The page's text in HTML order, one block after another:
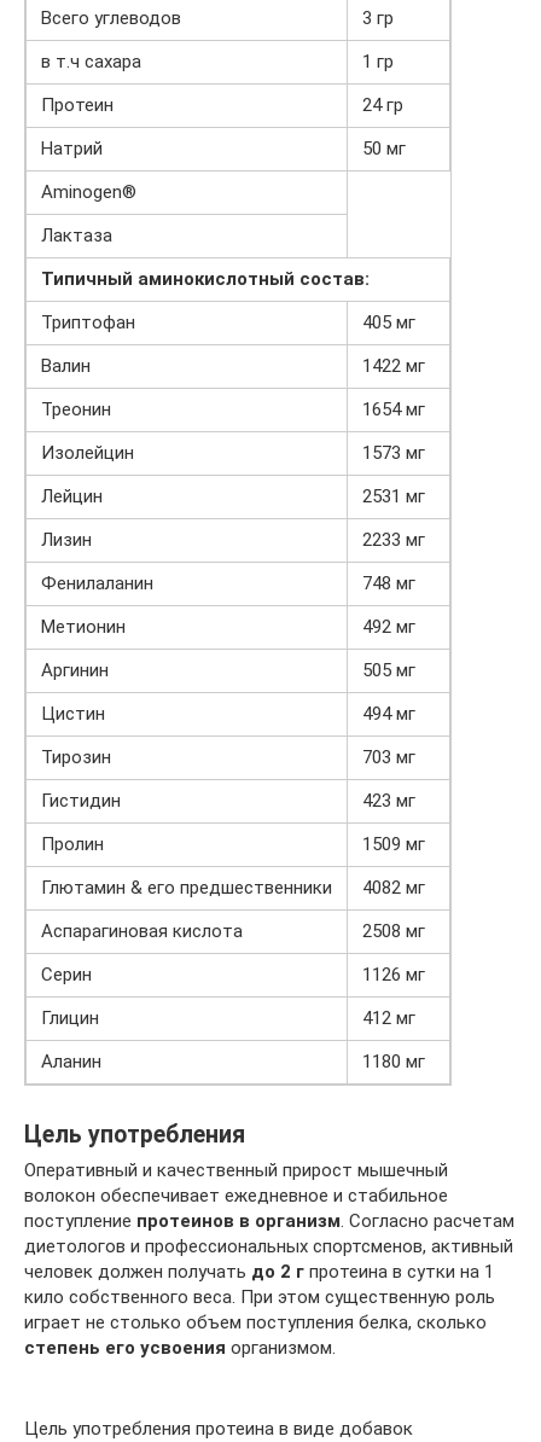
Всего углеводов
3 гр
в т.ч сахара
1 гр
Протеин
24 гр
Натрий
50 мг
Aminogen®
Лактаза
Типичный аминокислотный состав:
Триптофан
405 мг
Валин
1422 мг
Треонин
1654 мг
Изолейцин
1573 мг
Лейцин
2531 мг
Лизин
2233 мг
Фенилаланин
748 мг
Метионин
492 мг
Аргинин
505 мг
Цистин
494 мг
Тирозин
703 мг
Гистидин
423 мг
Пролин
1509 мг
Глютамин & его предшественники
4082 мг
Аспарагиновая кислота
2508 мг
Серин
1126 мг
Глицин
412 мг
Аланин
1180 мг
Цель употребления
Оперативный и качественный прирост мышечный
волокон обеспечивает ежедневное и стабильное
поступление протеинов в организм. Согласно расчетам
диетологов и профессиональных спортсменов, активный
человек должен получать до 2 г протеина в сутки на 1
кило собственного веса. При этом существенную роль
играет не столько объем поступления белка, сколько
степень его усвоения организмом.
Цель употребления протеина в виде добавок